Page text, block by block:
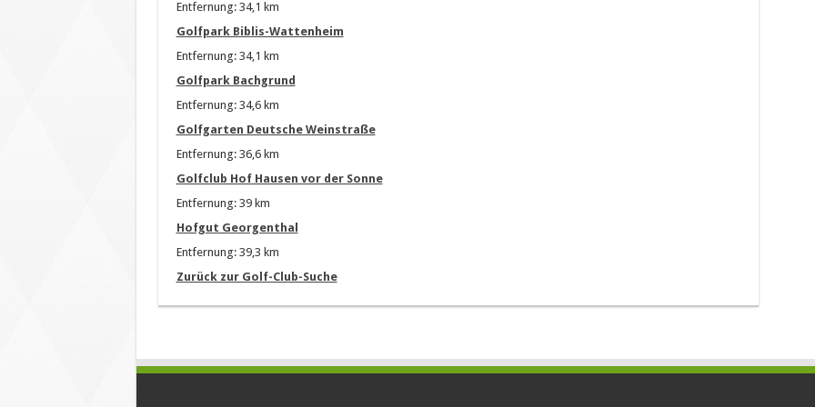
Entfernung: 34,1 km
Golfpark Biblis-Wattenheim
Entfernung: 34,1 km
Golfpark Bachgrund
Entfernung: 34,6 km
Golfgarten Deutsche Weinstraße
Entfernung: 36,6 km
Golfclub Hof Hausen vor der Sonne
Entfernung: 39 km
Hofgut Georgenthal
Entfernung: 39,3 km
Zurück zur Golf-Club-Suche